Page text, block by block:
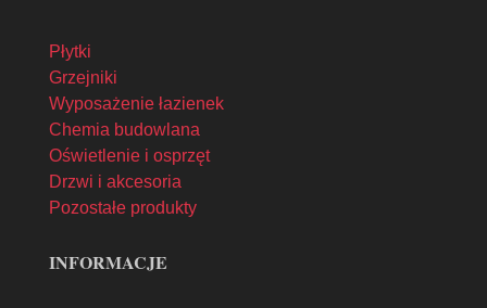
Płytki
Grzejniki
Wyposażenie łazienek
Chemia budowlana
Oświetlenie i osprzęt
Drzwi i akcesoria
Pozostałe produkty
INFORMACJE